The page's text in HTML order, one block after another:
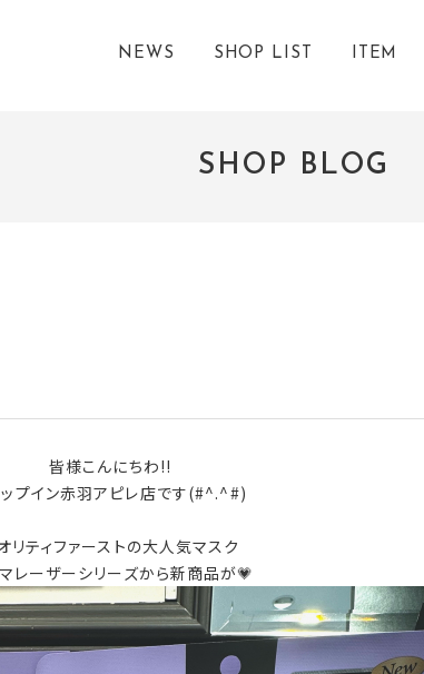
NEWS SHOP LIST ITEM
SHOP BLOG
皆様こんにちわ!!
ップイン赤羽アピレ店です(#^.^#)
リティファーストの大人気マスク
レーザーシリーズから新商品が💗